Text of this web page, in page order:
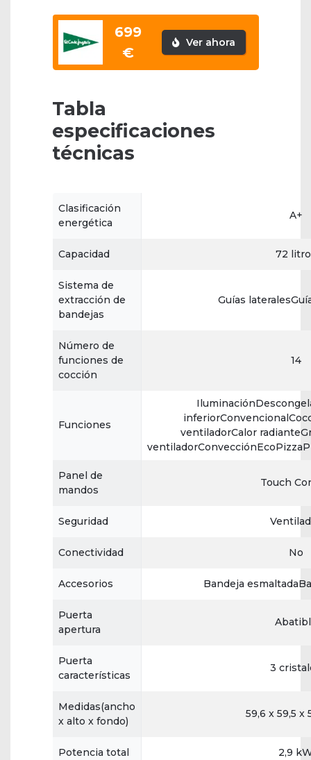
699
€
Ver ahora
Tabla
especificaciones
técnicas
Clasificación
energética
A+
Capacidad 72
Sistema de
extracción de
bandejas
Guías
Número de
funciones de
cocción
14
Funciones
ventiladorCalor
Panel de
mandos
Touch
Seguridad
Conectividad No
Accesorios Bandeja
Puerta
apertura
Puerta
características
3
Medidas(ancho
x alto x fondo)
59,6 x 59,5 x
Potencia total 2,9